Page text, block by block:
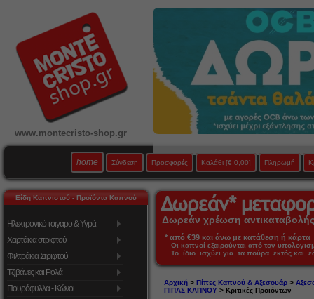
www.montecristo-shop.gr
home Σύνδεση Προσφορές Καλάθι [€ 0,00] Πληρωμή
Είδη Καπνιστού - Προϊόντα Καπνού
Ηλεκτρονικό τσιγάρο & Υγρά
Χαρτάκια στριφτού
Φιλτράκια Στριφτού
Τζιβάνες και Ρολά
Πουρόφυλλα - Κώνοι
Δωρεάν χρέωση
* από €39 και άνω με κατάθεση ή
Οι καπνοί εξαιρούνται από τον
Το ίδιο ισχύει για τα πούρα εκτός και
Αρχική> Πίπες Καπνού & Αξεσουάρ>
ΠΙΠΑΣ ΚΑΠΝΟΥ > Κριτικές Προϊόντων